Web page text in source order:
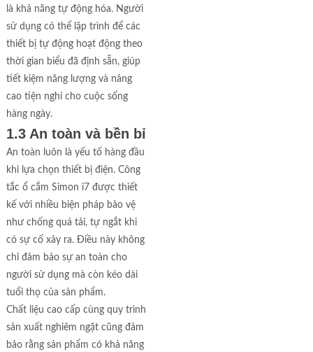
là khả năng tự động hóa. Người
sử dụng có thể lập trình để các
thiết bị tự động hoạt động theo
thời gian biểu đã định sẵn, giúp
tiết kiệm năng lượng và nâng
cao tiện nghi cho cuộc sống
hàng ngày.
1.3 An toàn và bền bỉ
An toàn luôn là yếu tố hàng đầu
khi lựa chọn thiết bị điện. Công
tắc ổ cắm Simon i7 được thiết
kế với nhiều biện pháp bảo vệ
như chống quá tải, tự ngắt khi
có sự cố xảy ra. Điều này không
chỉ đảm bảo sự an toàn cho
người sử dụng mà còn kéo dài
tuổi thọ của sản phẩm.
Chất liệu cao cấp cùng quy trình
sản xuất nghiêm ngặt cũng đảm
bảo rằng sản phẩm có khả năng